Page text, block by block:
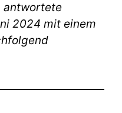
antwortete
2024 mit einem